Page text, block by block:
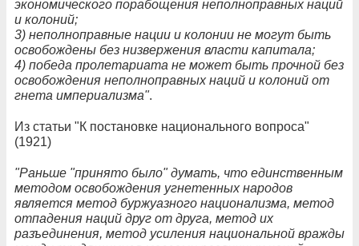
экономического порабощения неполноправных наций
и колоний;
3) неполноправные нации и колонии не могут быть
освобождены без низвержения власти капитала;
4) победа пролетариата не может быть прочной без
освобождения неполноправных наций и колоний от
гнета империализма".
Из статьи "К постановке национального вопроса"
(1921)
"Раньше "принято было" думать, что единственным
методом освобождения угнетенных народов
является метод буржуазного национализма, метод
отпадения наций друг от друга, метод их
разъединения, метод усиления национальной вражды